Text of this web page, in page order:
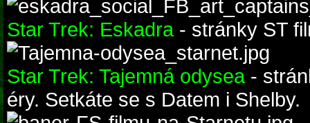
Star Trek: Eskadra- stránky ST
Star Trek: Tajemná odysea-
éry. Setkáte se s Datem i Shelby.